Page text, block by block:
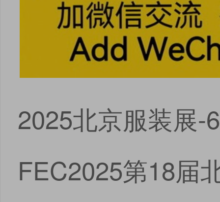
2025北京服装展-
FEC2025第18届